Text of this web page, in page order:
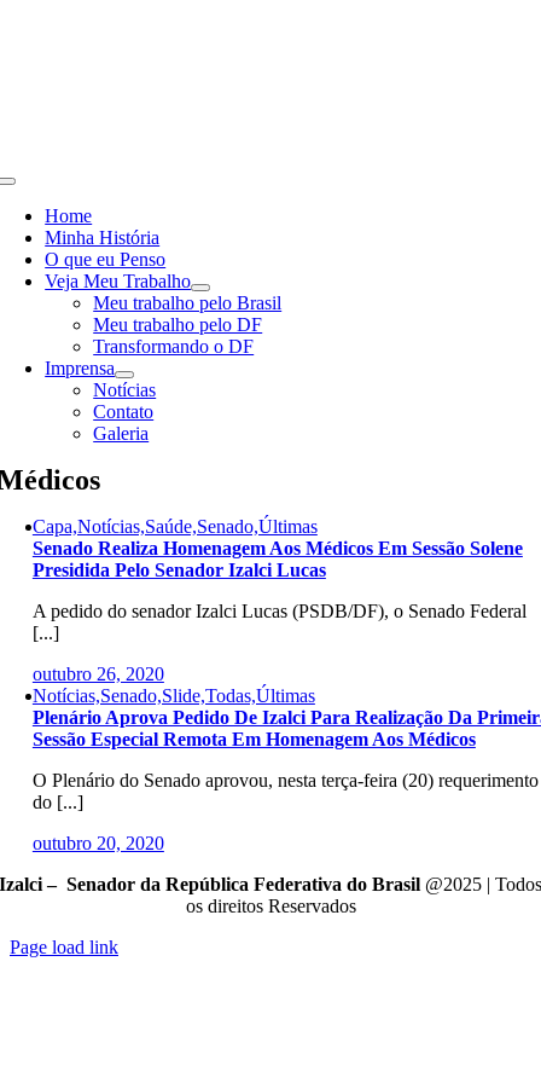
Toggle
NavigationHome
Minha História
O que eu Penso
Veja Meu Trabalho
Meu trabalho pelo Brasil
Meu trabalho pelo DF
Transformando o DF
Imprensa
Notícias
Contato
Galeria
Capa,Notícias,Saúde,Senado,Últimas
Senado Realiza Homenagem Aos Médicos Em Sessão Solene
Presidida Pelo Senador Izalci Lucas
A pedido do senador Izalci Lucas (PSDB/DF), o Senado Federal
[...]
outubro 26, 2020
Notícias,Senado,Slide,Todas,Últimas
Plenário Aprova Pedido De Izalci Para Realização Da
Sessão Especial Remota Em Homenagem Aos Médicos
O Plenário do Senado aprovou, nesta terça-feira (20) requerimento
do [...]
outubro 20, 2020
Izalci – Senador da República Federativa do Brasil @2025 | Todos
os direitos Reservados
Page load link